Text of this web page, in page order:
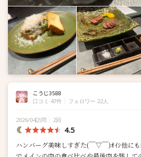
こうじ3588
口コミ 47件 フォロワー 22人
2026/04訪問 2回
4.5
ハンバーグ美味しすぎた(￣▽￣)ｵｲｼ他に